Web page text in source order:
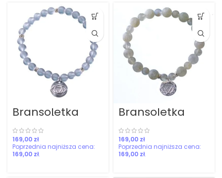
Bransoletka
czakra korony
zł
169,00 zł
Bransoletka
czakra splotu
słonecznego
zł
169,00 zł